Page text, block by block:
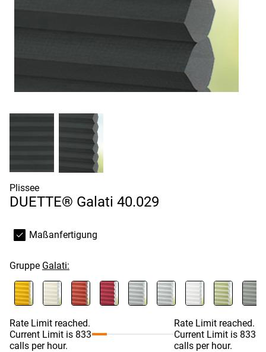
Plissee
DUETTE® Galati 40.029
Maßanfertigung
Gruppe Galati:
Rate Limit reached.
Current Limit is 833
calls per hour.
Rate Limit reached.
Current Limit is 833
calls per hour.